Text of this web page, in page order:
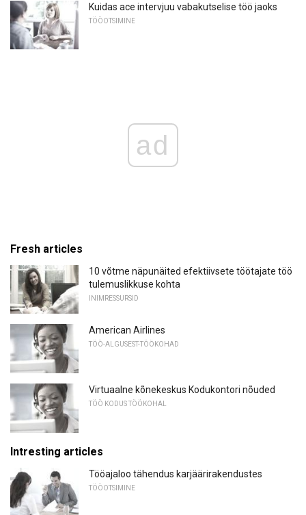
Kuidas ace intervjuu vabakutselise töö jaoks
TÖÖOTSIMINE
ad
Fresh articles
10 võtme näpunäited efektiivsete töötajate töö
tulemuslikkuse kohta
INIMRESSURSID
American Airlines
TÖÖ-ALGUSEST-TÖÖKOHAD
Virtuaalne kõnekeskus Kodukontori nõuded
TÖÖ KODUS TÖÖKOHAL
Intresting articles
Tööajaloo tähendus karjäärirakendustes
TÖÖOTSIMINE